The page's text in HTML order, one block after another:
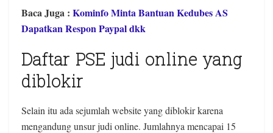
Baca Juga : Kominfo Minta Bantuan Kedubes AS
Dapatkan Respon Paypal dkk
Daftar PSE judi online yang
diblokir
Selain itu ada sejumlah website yang diblokir karena
mengandung unsur judi online. Jumlahnya mencapai 15